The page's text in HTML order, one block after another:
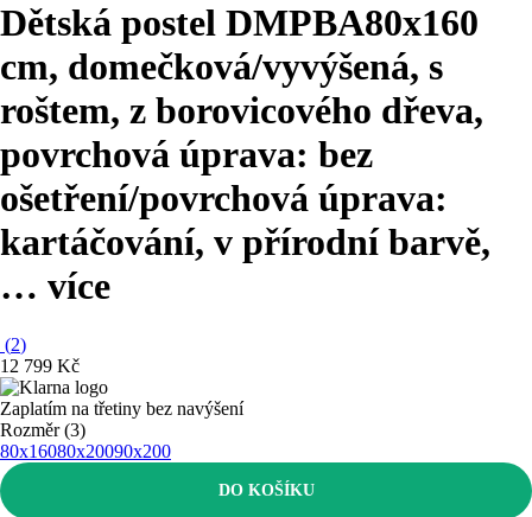
Dětská postel DMPBA80x160
cm, domečková/vyvýšená, s
roštem, z borovicového dřeva,
povrchová úprava: bez
ošetření/povrchová úprava:
kartáčování, v přírodní barvě,
… více
(2)
12 799 Kč
Zaplatím na třetiny bez navýšení
Rozměr (3)
80x16080x20090x200
DO KOŠÍKU